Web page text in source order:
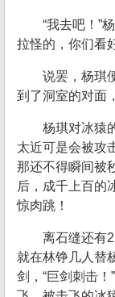
“我去吧！”
拉怪的，你们看
说罢，杨琪
到了洞室的对面
杨琪对冰猿
太近可是会被攻
那还不得瞬间被
后，成千上百的
惊肉跳！
离石缝还有
就在林铮几人替
剑，“巨剑刺击